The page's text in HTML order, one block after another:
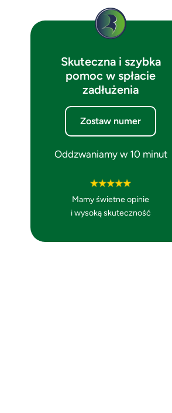
Skuteczna i szybka
pomoc w spłacie
zadłużenia
Zostaw numer
Oddzwaniamy w 10 minut
Mamy świetne opinie
i wysoką skuteczność